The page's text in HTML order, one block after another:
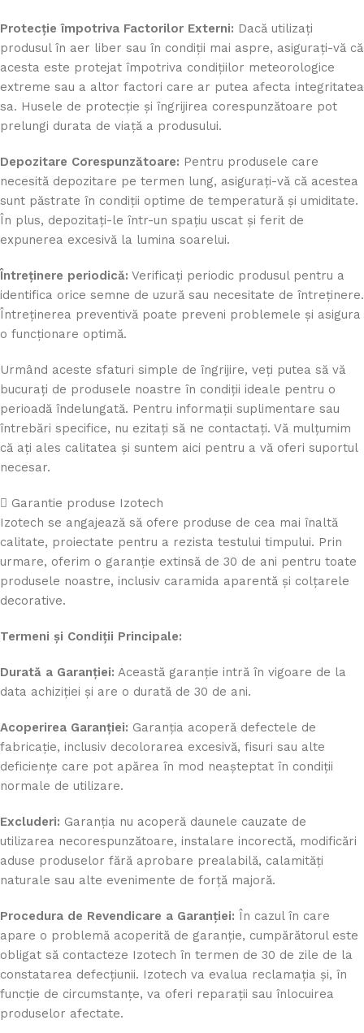
Protecție împotriva Factorilor Externi: Dacă utilizați
produsul în aer liber sau în condiții mai aspre, asigurați-vă că
acesta este protejat împotriva condițiilor meteorologice
extreme sau a altor factori care ar putea afecta integritatea
sa. Husele de protecție și îngrijirea corespunzătoare pot
prelungi durata de viață a produsului.
Depozitare Corespunzătoare: Pentru produsele care
necesită depozitare pe termen lung, asigurați-vă că acestea
sunt păstrate în condiții optime de temperatură și umiditate.
În plus, depozitați-le într-un spațiu uscat și ferit de
expunerea excesivă la lumina soarelui.
Întreținere periodică: Verificați periodic produsul pentru a
identifica orice semne de uzură sau necesitate de întreținere.
Întreținerea preventivă poate preveni problemele și asigura
o funcționare optimă.
Urmând aceste sfaturi simple de îngrijire, veți putea să vă
bucurați de produsele noastre în condiții ideale pentru o
perioadă îndelungată. Pentru informații suplimentare sau
întrebări specifice, nu ezitați să ne contactați. Vă mulțumim
că ați ales calitatea și suntem aici pentru a vă oferi suportul
necesar.
Garantie produse Izotech
Izotech se angajează să ofere produse de cea mai înaltă
calitate, proiectate pentru a rezista testului timpului. Prin
urmare, oferim o garanție extinsă de 30 de ani pentru toate
produsele noastre, inclusiv caramida aparentă și colțarele
decorative.
Termeni și Condiții Principale:
Durată a Garanției: Această garanție intră în vigoare de la
data achiziției și are o durată de 30 de ani.
Acoperirea Garanției: Garanția acoperă defectele de
fabricație, inclusiv decolorarea excesivă, fisuri sau alte
deficiențe care pot apărea în mod neașteptat în condiții
normale de utilizare.
Excluderi: Garanția nu acoperă daunele cauzate de
utilizarea necorespunzătoare, instalare incorectă, modificări
aduse produselor fără aprobare prealabilă, calamități
naturale sau alte evenimente de forță majoră.
Procedura de Revendicare a Garanției: În cazul în care
apare o problemă acoperită de garanție, cumpărătorul este
obligat să contacteze Izotech în termen de 30 de zile de la
constatarea defecțiunii. Izotech va evalua reclamația și, în
funcție de circumstanțe, va oferi reparații sau înlocuirea
produselor afectate.